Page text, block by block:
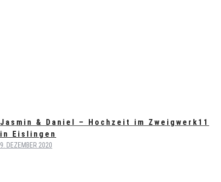
Jasmin & Daniel – Hochzeit im Zweigwerk11
in Eislingen
9. DEZEMBER 2020